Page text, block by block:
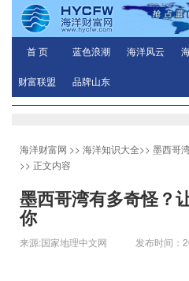
首 页 蓝色浪潮 海洋风云
财富联盟 品牌山东
海洋财富网 >> 海洋知识大全>> 墨西哥
>> 正文内容
墨西哥湾有多奇怪？
你
来源:国家地理中文网 发布时间：